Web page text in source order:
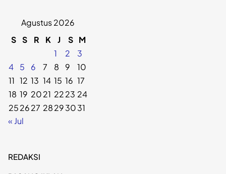
Agustus 2026
S S R K J S M
1
2
3
4
5 6 7 8 9
10
11 12 13 14 15 16 17
18 19 2021 2223 24
252627 28293031
« Jul
REDAKSI